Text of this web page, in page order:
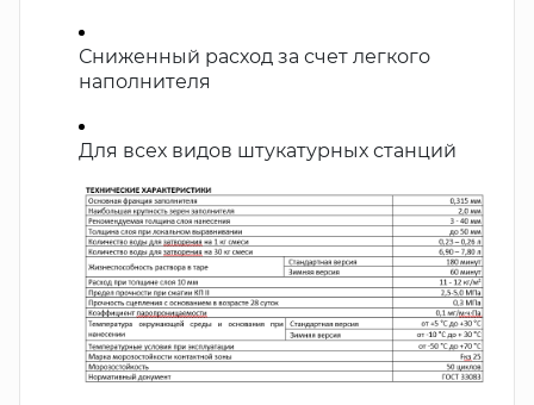
Сниженный расход за счет легкого
наполнителя
Для всех видов штукатурных станций